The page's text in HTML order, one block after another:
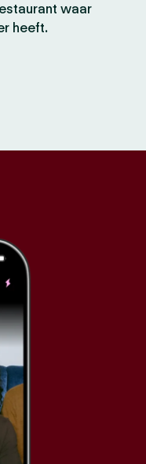
waar
heeft.